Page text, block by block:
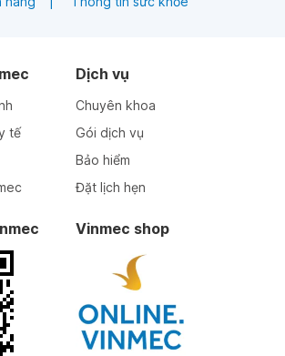
tế
Dịch vụ
Chuyên khoa
Gói dịch vụ
Bảo hiểm
Đặt lịch hẹn
Vinmec shop